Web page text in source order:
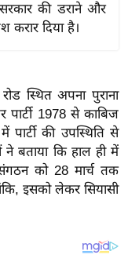
की डराने और
करार दिया है।
स्थित अपना पुराना
1978 से काबिज
पार्टी की उपस्थिति से
ने बताया कि हाल ही में
को 28 मार्च तक
इसको लेकर सियासी